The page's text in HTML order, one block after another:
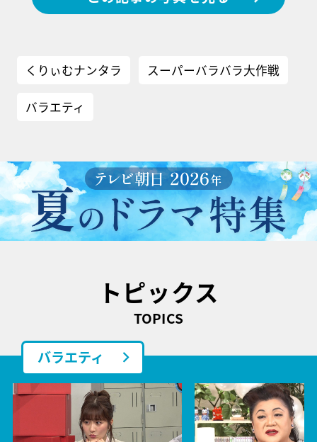
くりぃむナンタラ スーパーバラバラ大作戦
バラエティ
トピックス
TOPICS
バラエティ